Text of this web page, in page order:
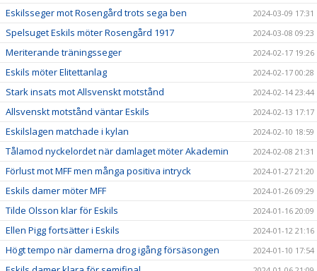
Eskilsseger mot Rosengård trots sega ben 2024-03-09 17:31
Spelsuget Eskils möter Rosengård 1917 2024-03-08 09:23
Meriterande träningsseger 2024-02-17 19:26
Eskils möter Elitettanlag 2024-02-17 00:28
Stark insats mot Allsvenskt motstånd 2024-02-14 23:44
Allsvenskt motstånd väntar Eskils 2024-02-13 17:17
Eskilslagen matchade i kylan 2024-02-10 18:59
Tålamod nyckelordet när damlaget möter Akademin 2024-02-08 21:31
Förlust mot MFF men många positiva intryck 2024-01-27 21:20
Eskils damer möter MFF 2024-01-26 09:29
Tilde Olsson klar för Eskils 2024-01-16 20:09
Ellen Pigg fortsätter i Eskils 2024-01-12 21:16
Högt tempo när damerna drog igång försäsongen 2024-01-10 17:54